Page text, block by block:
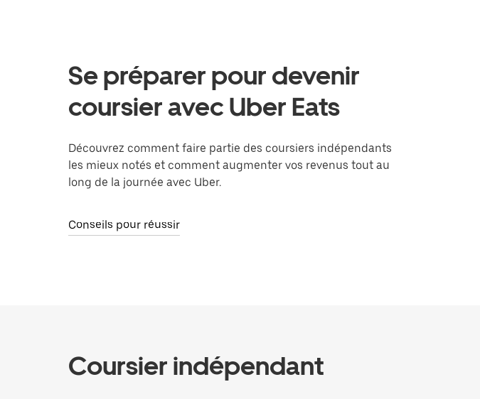
Se préparer pour devenir
coursier avec Uber Eats
Découvrez comment faire partie des coursiers indépendants
les mieux notés et comment augmenter vos revenus tout au
long de la journée avec Uber.
Conseils pour réussir
Coursier indépendant